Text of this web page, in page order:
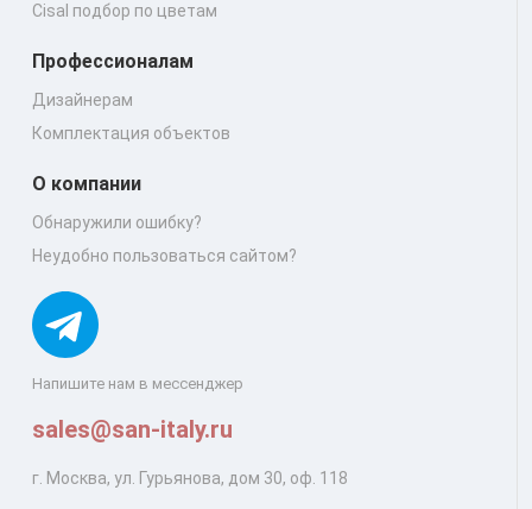
Напишите нам в мессенджер
sales@san-italy.ru
г. Москва, ул. Гурьянова, дом 30, оф. 118
Cisal подбор по цветам
Профессионалам
Дизайнерам
Комплектация объектов
О компании
Обнаружили ошибку?
Неудобно пользоваться сайтом?